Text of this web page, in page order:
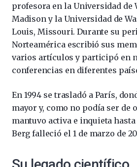
profesora en la Universidad de
Madison y la Universidad de
Louis, Missouri. Durante su
Norteamérica escribió sus
varios artículos y participó en
conferencias en diferentes
En 1994 se trasladó a París,
mayor y, como no podía ser de
mantuvo activa e inquieta
Berg falleció el 1 de marzo de